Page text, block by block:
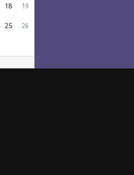
18 19
25 26